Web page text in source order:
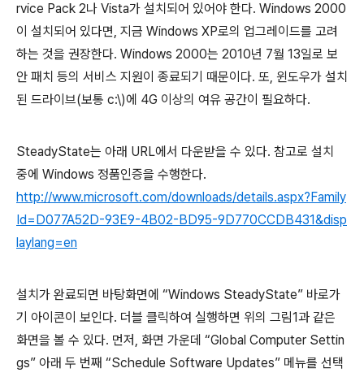
rvice Pack 2나 Vista가 설치되어 있어야 한다. Windows 2000
이 설치되어 있다면, 지금 Windows XP로의 업그레이드를 고려
하는 것을 권장한다. Windows 2000는 2010년 7월 13일로 보
안 패치 등의 서비스 지원이 종료되기 때문이다. 또, 윈도우가 설치
된 드라이브(보통 c:\)에 4G 이상의 여유 공간이 필요하다.
SteadyState는 아래 URL에서 다운받을 수 있다. 참고로 설치
중에 Windows 정품인증을 수행한다.
http://www.microsoft.com/downloads/details.aspx?Family
Id=D077A52D-93E9-4B02-BD95-9D770CCDB431&disp
laylang=en
설치가 완료되면 바탕화면에 “Windows SteadyState” 바로가
기 아이콘이 보인다. 더블 클릭하여 실행하면 위의 그림1과 같은
화면을 볼 수 있다. 먼저, 화면 가운데 “Global Computer Settin
gs” 아래 두 번째 “Schedule Software Updates” 메뉴를 선택